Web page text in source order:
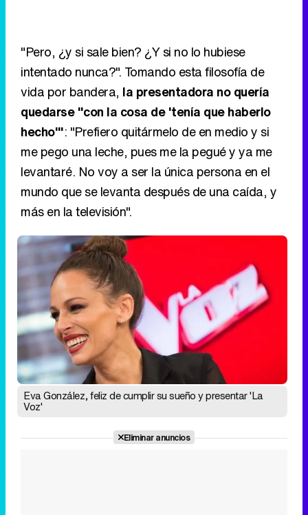
"Pero, ¿y si sale bien? ¿Y si no lo hubiese
intentado nunca?". Tomando esta filosofía de
vida por bandera, la presentadora no quería
quedarse "con la cosa de 'tenía que haberlo
hecho'": "Prefiero quitármelo de en medio y si
me pego una leche, pues me la pegué y ya me
levantaré. No voy a ser la única persona en el
mundo que se levanta después de una caída, y
más en la televisión".
Eva González, feliz de cumplir su sueño y presentar 'La
Voz'
Eliminar anuncios